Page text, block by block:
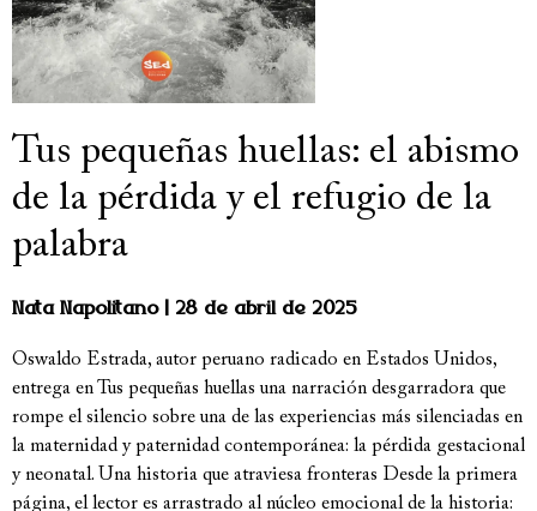
Tus pequeñas huellas: el abismo
de la pérdida y el refugio de la
palabra
Nata Napolitano 28 de abril de 2025
Oswaldo Estrada, autor peruano radicado en Estados Unidos,
entrega en Tus pequeñas huellas una narración desgarradora que
rompe el silencio sobre una de las experiencias más silenciadas en
la maternidad y paternidad contemporánea: la pérdida gestacional
y neonatal. Una historia que atraviesa fronteras Desde la primera
página, el lector es arrastrado al núcleo emocional de la historia: